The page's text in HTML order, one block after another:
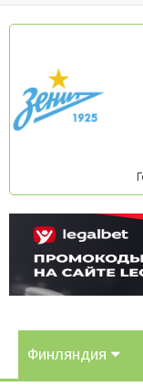
Финляндия